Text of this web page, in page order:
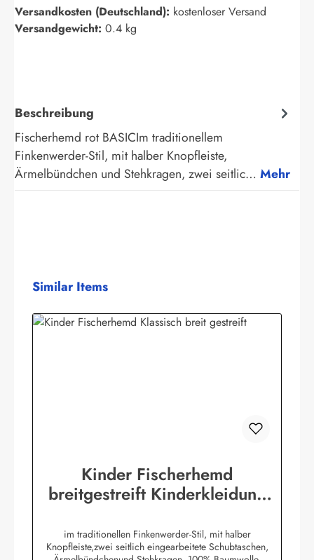
Versandkosten (Deutschland): kostenloser Versand
Versandgewicht: 0.4 kg
Beschreibung
Fischerhemd rot BASICIm traditionellem
Finkenwerder-Stil, mit halber Knopfleiste,
Ärmelbündchen und Stehkragen, zwei seitlic… Mehr
Produktgalerie überspringen
Similar Items
Kinder Fischerhemd
breitgestreift Kinderkleidung
im traditionellen Finkenwerder-Stil, mit halber
Knopfleiste,zwei seitlich eingearbeitete Schubtaschen,